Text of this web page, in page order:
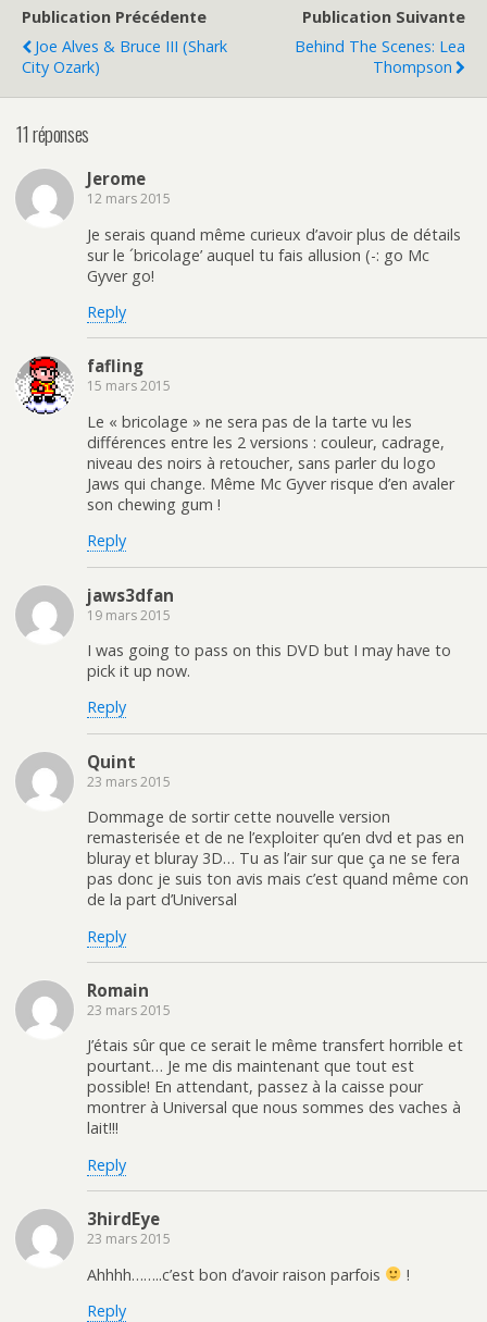
Publication Précédente
Joe Alves & Bruce III (shark
City Ozark)
Publication Suivante
Behind The Scenes: Lea
Thompson
11 réponses
Jerome
12 mars 2015
Je serais quand même curieux d’avoir plus de détails
sur le ´bricolage’ auquel tu fais allusion (-: go Mc
Gyver go!
Reply
fafling
15 mars 2015
Le « bricolage » ne sera pas de la tarte vu les
différences entre les 2 versions : couleur, cadrage,
niveau des noirs à retoucher, sans parler du logo
Jaws qui change. Même Mc Gyver risque d’en avaler
son chewing gum !
Reply
jaws3dfan
19 mars 2015
I was going to pass on this DVD but I may have to
pick it up now.
Reply
Quint
23 mars 2015
Dommage de sortir cette nouvelle version
remasterisée et de ne l’exploiter qu’en dvd et pas en
bluray et bluray 3D… Tu as l’air sur que ça ne se fera
pas donc je suis ton avis mais c’est quand même con
de la part d’Universal
Reply
Romain
23 mars 2015
J’étais sûr que ce serait le même transfert horrible et
pourtant… Je me dis maintenant que tout est
possible! En attendant, passez à la caisse pour
montrer à Universal que nous sommes des vaches à
lait!!!
Reply
3hirdEye
23 mars 2015
Ahhhh……..c’est bon d’avoir raison parfois
!
Reply